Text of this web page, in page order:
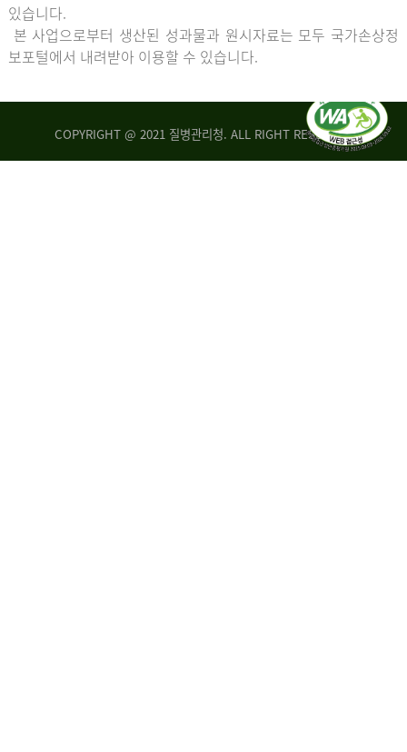
있습니다.
본 사업으로부터 생산된 성과물과 원시자료는 모두 국가손상정
보포털에서 내려받아 이용할 수 있습니다.
COPYRIGHT @ 2021 질병관리청. ALL RIGHT RESERVED